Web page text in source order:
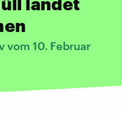
vom 10. Februar